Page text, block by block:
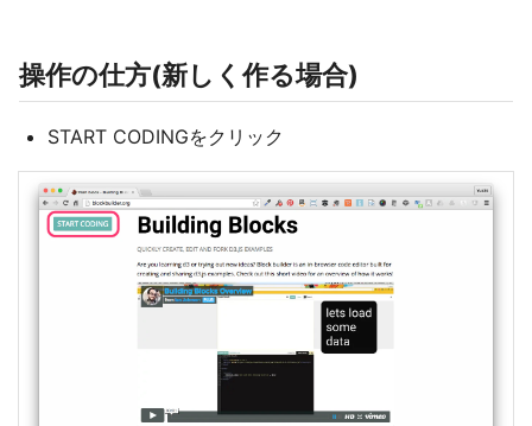
操作の仕方(新しく作る場合)
START CODINGをクリック